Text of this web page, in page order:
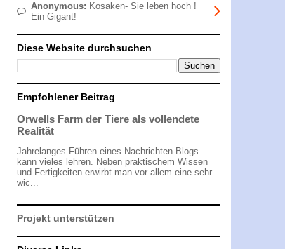
Anonymous: Kosaken- Sie leben hoch !
Ein Gigant!
Diese Website durchsuchen
Empfohlener Beitrag
Orwells Farm der Tiere als vollendete
Realität
Jahrelanges Führen eines Nachrichten-Blogs
kann vieles lehren. Neben praktischem Wissen
und Fertigkeiten erwirbt man vor allem eine sehr
wic...
Projekt unterstützen